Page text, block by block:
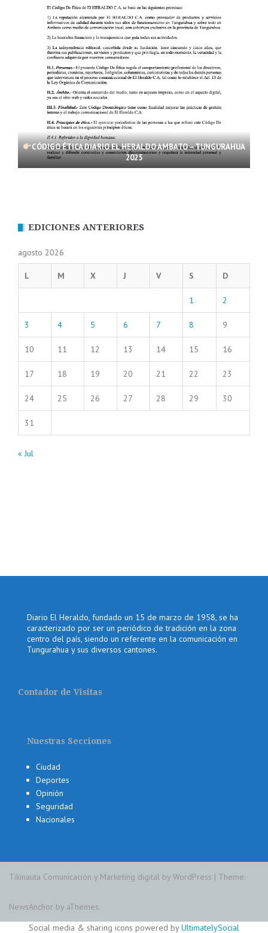
CÓDIGO ÉTICA DIARIO EL HERALDO AMBATO – TUNGURAHUA
2025
EDICIONES ANTERIORES
agosto 2026
L M X J V S D
1 2
3 4 5 6 7 8 9
10 11 12 13 14 15 16
17 18 19 20 21 22 23
24 25 26 27 28 29 30
31
« Jul
Diario El Heraldo, fundado un 15 de marzo de 1958, se ha
caracterizado por ser un periódico de tradición en la zona
centro del país, siendo un referente en la comunicación en
Tungurahua y sus diversos cantones.
Contador de Visitas
Nuestras Secciones
Ciudad
Deportes
Opinión
Seguridad
Nacionales
Tikinauta Comunicación y Marketing digital by WordPress | Theme:
NewsAnchor by aThemes.
Social media & sharing icons powered byUltimatelySocial